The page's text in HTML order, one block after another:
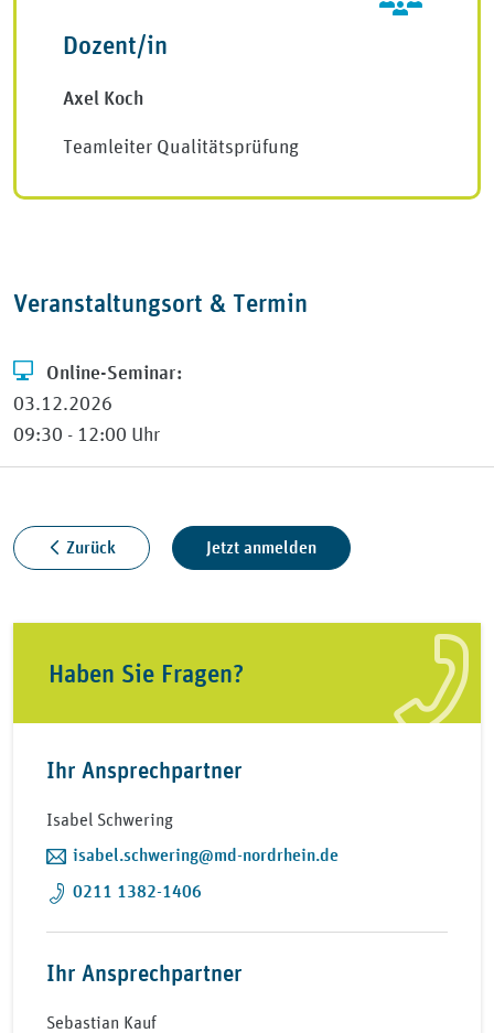
Dozent/in
Axel Koch
Teamleiter Qualitätsprüfung
Veranstaltungsort & Termin
Online-Seminar:
03.12.2026
09:30 - 12:00 Uhr
Zurück Jetzt anmelden
Haben Sie Fragen?
Ihr Ansprechpartner
Isabel Schwering
isabel.schwering@md-nordrhein.de
0211 1382-1406
Ihr Ansprechpartner
Sebastian Kauf